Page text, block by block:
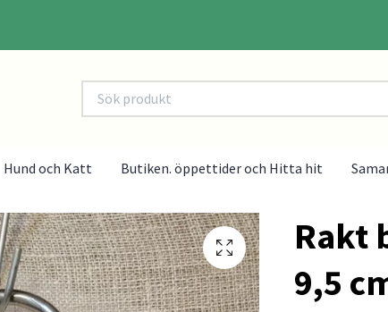
Hund och Katt Butiken. öppettider och Hitta hit
Rakt
9,5